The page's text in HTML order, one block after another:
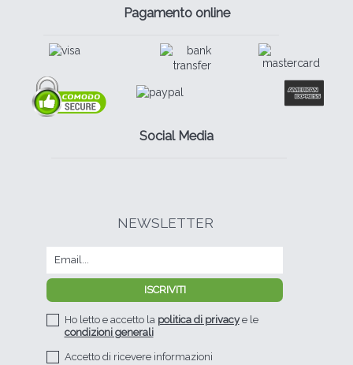
Pagamento online
Social Media
NEWSLETTER
Ho letto e accetto la politica di privacye le
condizioni generali
Accetto di ricevere informazioni